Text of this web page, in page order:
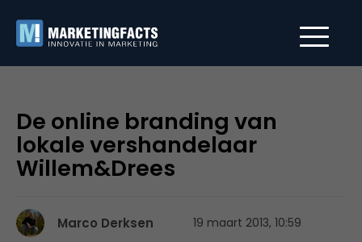
De online branding van
lokale vershandelaar
Willem&Drees
Marco Derksen 19 maart 2013, 10:59